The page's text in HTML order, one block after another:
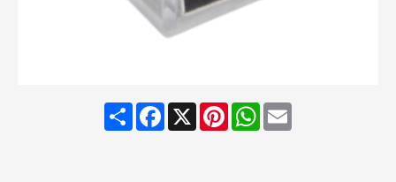
ShareFacebook
X PinterestWhatsApp
Email